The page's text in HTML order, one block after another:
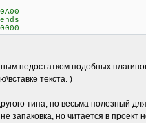
0A00
ends
0000
недостатком подобных
текста. )
типа, но весьма полезный
запаковка, но читается в проект